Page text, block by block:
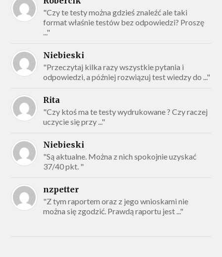
"Czy te testy można gdzieś znaleźć ale taki
format właśnie testów bez odpowiedzi? Proszę
..."
Niebieski
"Przeczytaj kilka razy wszystkie pytania i
odpowiedzi, a później rozwiązuj test wiedzy do ..."
Rita
"Czy ktoś ma te testy wydrukowane ? Czy raczej
uczycie się przy ..."
Niebieski
"Są aktualne. Można z nich spokojnie uzyskać
37/40 pkt. "
nzpetter
"Z tym raportem oraz z jego wnioskami nie
można się zgodzić. Prawdą raportu jest ..."